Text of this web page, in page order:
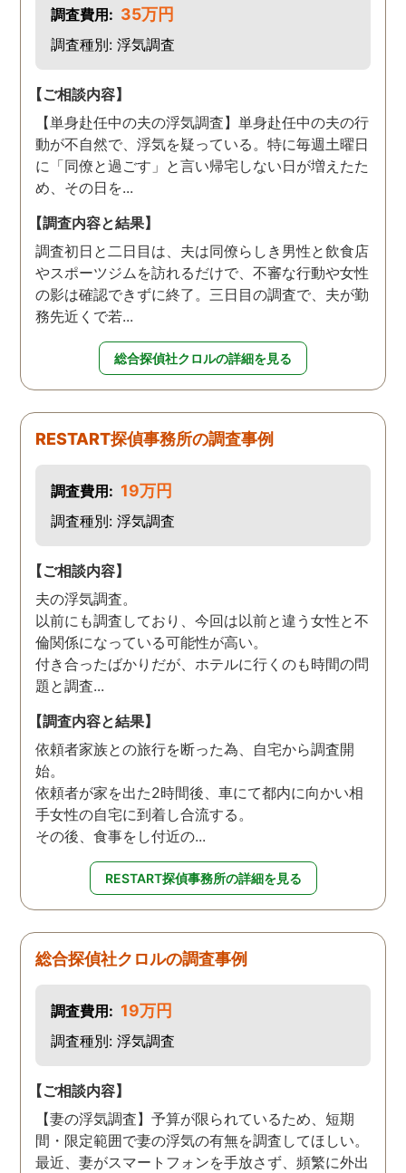
調査費用: 35万円
調査種別: 浮気調査
【ご相談内容】
【単身赴任中の夫の浮気調査】単身赴任中の夫の行
動が不自然で、浮気を疑っている。特に毎週土曜日
に「同僚と過ごす」と言い帰宅しない日が増えたた
め、その日を...
【調査内容と結果】
調査初日と二日目は、夫は同僚らしき男性と飲食店
やスポーツジムを訪れるだけで、不審な行動や女性
の影は確認できずに終了。三日目の調査で、夫が勤
務先近くで若...
総合探偵社クロルの詳細を見る
RESTART探偵事務所の調査事例
調査費用: 19万円
調査種別: 浮気調査
【ご相談内容】
夫の浮気調査。
以前にも調査しており、今回は以前と違う女性と不
倫関係になっている可能性が高い。
付き合ったばかりだが、ホテルに行くのも時間の問
題と調査...
【調査内容と結果】
依頼者家族との旅行を断った為、自宅から調査開
始。
依頼者が家を出た2時間後、車にて都内に向かい相
手女性の自宅に到着し合流する。
その後、食事をし付近の...
RESTART探偵事務所の詳細を見る
総合探偵社クロルの調査事例
調査費用: 19万円
調査種別: 浮気調査
【ご相談内容】
【妻の浮気調査】予算が限られているため、短期
間・限定範囲で妻の浮気の有無を調査してほしい。
最近、妻がスマートフォンを手放さず、頻繁に外出